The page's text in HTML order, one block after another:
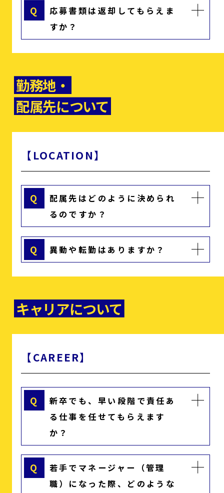
イト
Q
応募書類は返却してもらえま
すか？
勤務地・
配属先について
【LOCATION】
Q
配属先はどのように決められ
るのですか？
Q 異動や転勤はありますか？
キャリアについて
【CAREER】
Q
新卒でも、早い段階で責任あ
る仕事を任せてもらえます
か？
Q
若手でマネージャー（管理
職）になった際、どのような